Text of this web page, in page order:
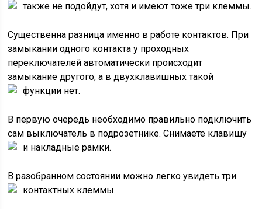
также не подойдут, хотя и имеют тоже три клеммы.
Существенна разница именно в работе контактов. При
замыкании одного контакта у проходных
переключателей автоматически происходит
замыкание другого, а в двухклавишных такой
функции нет.
В первую очередь необходимо правильно подключить
сам выключатель в подрозетнике. Снимаете клавишу
и накладные рамки.
В разобранном состоянии можно легко увидеть три
контактных клеммы.